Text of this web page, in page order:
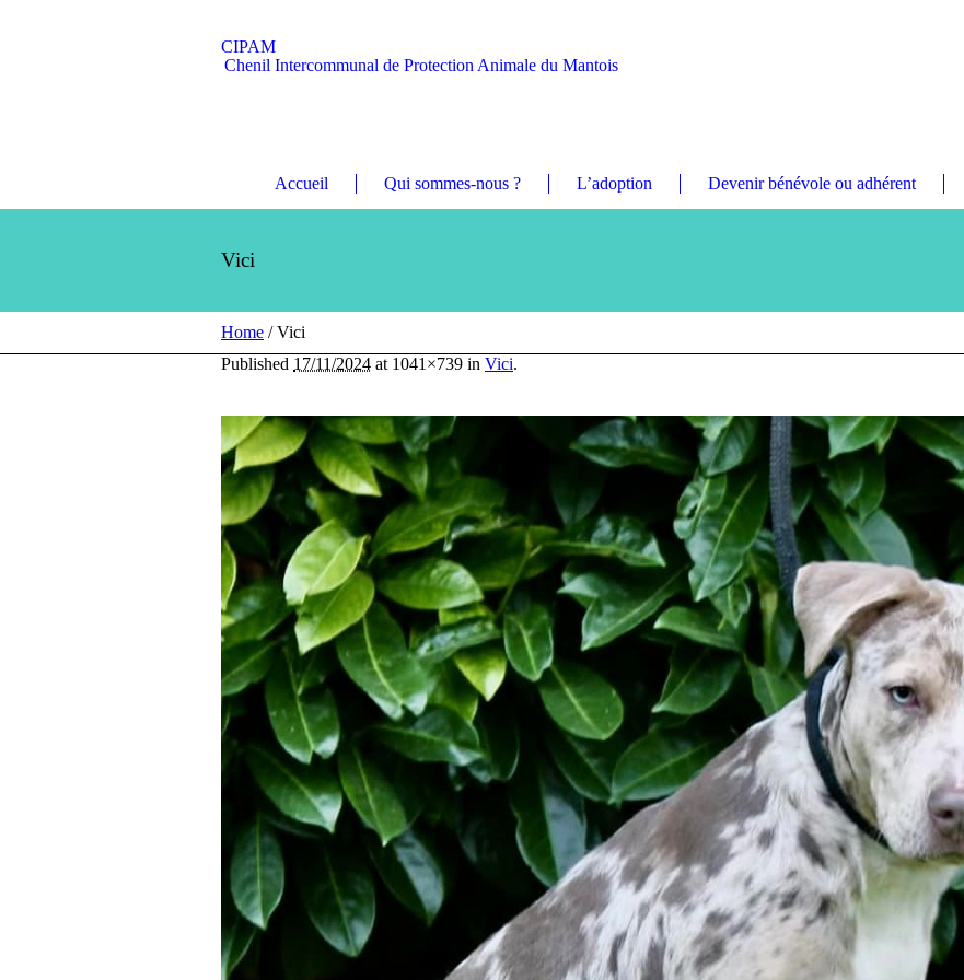
CIPAM
Chenil Intercommunal de Protection Animale du Mantois
Accueil Qui sommes-nous ? L’adoption Devenir bénévole ou adhérent
Vici
Home /Vici
Published 17/11/2024 at 1041×739 in Vici.